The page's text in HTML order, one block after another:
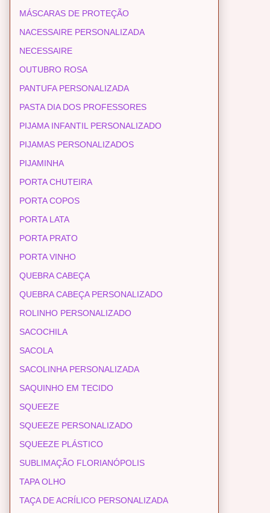
MÁSCARAS DE PROTEÇÃO
NACESSAIRE PERSONALIZADA
NECESSAIRE
OUTUBRO ROSA
PANTUFA PERSONALIZADA
PASTA DIA DOS PROFESSORES
PIJAMA INFANTIL PERSONALIZADO
PIJAMAS PERSONALIZADOS
PIJAMINHA
PORTA CHUTEIRA
PORTA COPOS
PORTA LATA
PORTA PRATO
PORTA VINHO
QUEBRA CABEÇA
QUEBRA CABEÇA PERSONALIZADO
ROLINHO PERSONALIZADO
SACOCHILA
SACOLA
SACOLINHA PERSONALIZADA
SAQUINHO EM TECIDO
SQUEEZE
SQUEEZE PERSONALIZADO
SQUEEZE PLÁSTICO
SUBLIMAÇÃO FLORIANÓPOLIS
TAPA OLHO
TAÇA DE ACRÍLICO PERSONALIZADA